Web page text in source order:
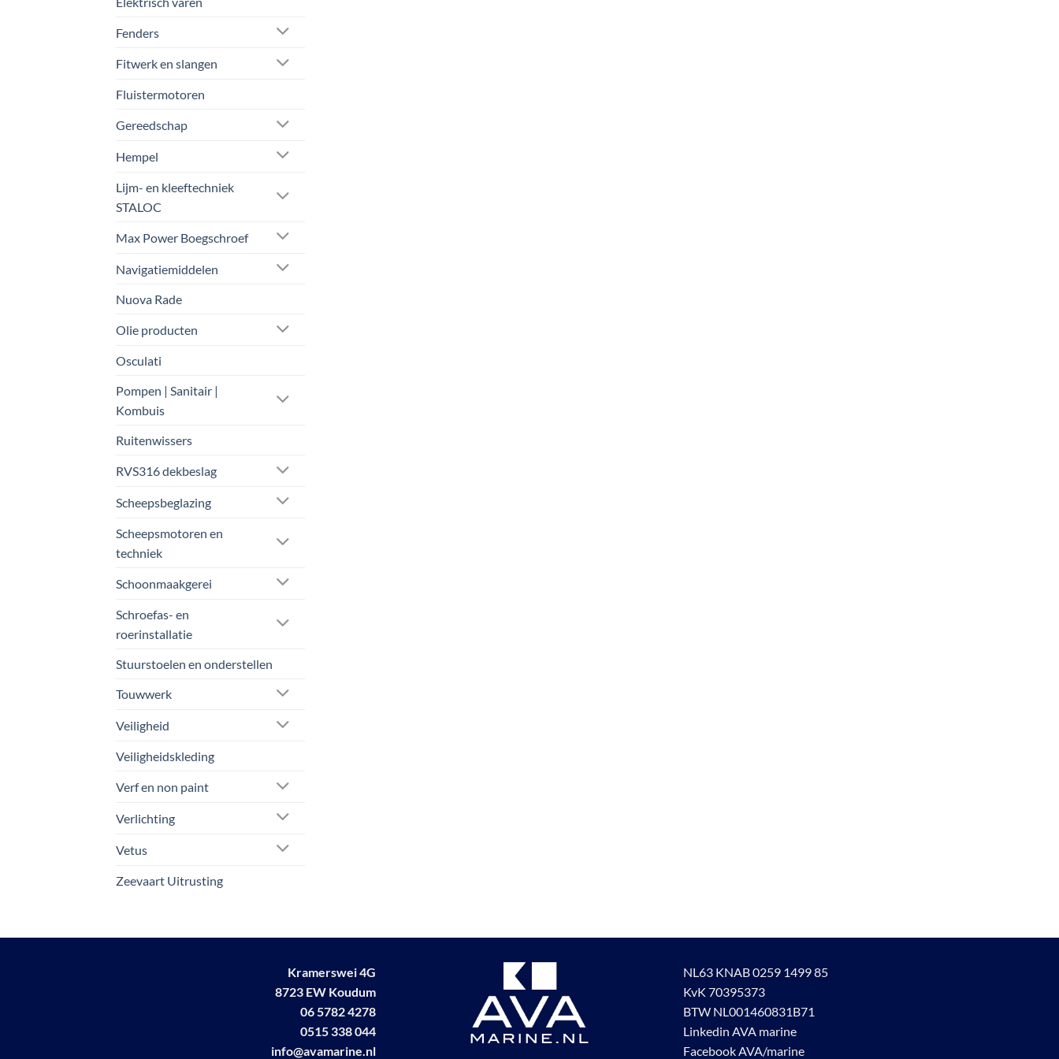
Fenders
Fitwerk en slangen
Fluistermotoren
Gereedschap
Hempel
Lijm- en kleeftechniek
STALOC
Max Power Boegschroef
Navigatiemiddelen
Nuova Rade
Olie producten
Osculati
Pompen | Sanitair |
Kombuis
Ruitenwissers
RVS316 dekbeslag
Scheepsbeglazing
Scheepsmotoren en
techniek
Schoonmaakgerei
Schroefas- en
roerinstallatie
Stuurstoelen en onderstellen
Touwwerk
Veiligheid
Veiligheidskleding
Verf en non paint
Verlichting
Vetus
Zeevaart Uitrusting
Kramerswei 4G
8723 EW Koudum
06 5782 4278
0515 338 044
info@avamarine.nl
NL63 KNAB 0259 1499 85
KvK 70395373
BTW NL001460831B71
Linkedin AVA marine
Facebook AVA/marine